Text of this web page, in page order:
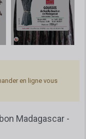
en ligne vous
Madagascar -